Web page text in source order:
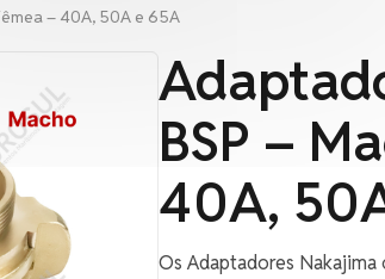
e instrumentos de medição
Fale Conosco
FAQ
Trabalhe conosco
Canal de Denúncias
– 40A, 50A e 65A
BSP –
40A,
Os Adaptadores Nakajima